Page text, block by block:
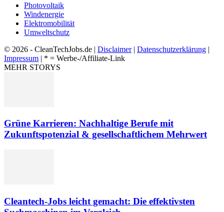
Photovoltaik
Windenergie
Elektromobilität
Umweltschutz
© 2026 - CleanTechJobs.de | Disclaimer| Datenschutzerklärung |
Impressum | * = Werbe-/Affiliate-Link
MEHR STORYS
Grüne Karrieren: Nachhaltige Berufe mit
Zukunftspotenzial & gesellschaftlichem Mehrwert
Cleantech-Jobs leicht gemacht: Die effektivsten